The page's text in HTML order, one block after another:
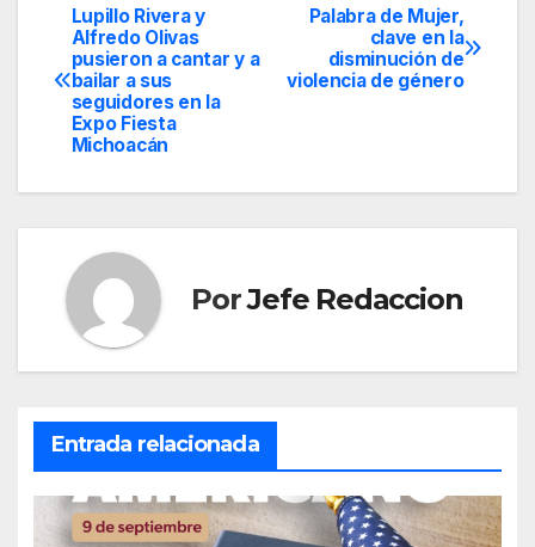
Navegación
de
entradas
Palabra de Mujer,
clave en la
disminución de
violencia de género
Lupillo Rivera y
Alfredo Olivas
pusieron a cantar y a
bailar a sus
seguidores en la
Expo Fiesta
Michoacán
PorJefe Redaccion
Entrada relacionada